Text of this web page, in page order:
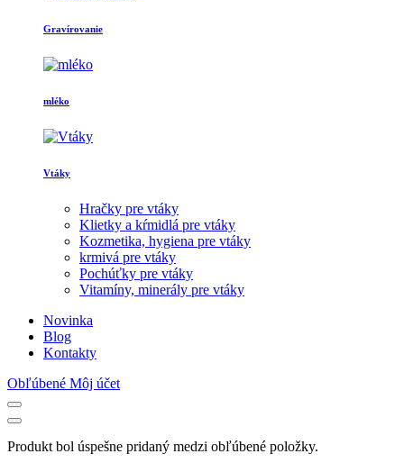
Gravírovanie
mléko
Vtáky
Hračky pre vtáky
Klietky a kŕmidlá pre vtáky
Kozmetika, hygiena pre vtáky
krmivá pre vtáky
Pochúťky pre vtáky
Vitamíny, minerály pre vtáky
Novinka
Blog
Kontakty
Obľúbené Môj účet
Produkt bol úspešne pridaný medzi obľúbené položky.